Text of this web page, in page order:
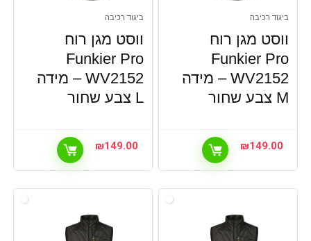
ביגוד רכיבה
ווסט מגן רוח
Funkier Pro
WV2152 – מידה
M צבע שחור
₪149.00
ביגוד רכיבה
ווסט מגן רוח
Funkier Pro
WV2152 – מידה
L צבע שחור
₪149.00